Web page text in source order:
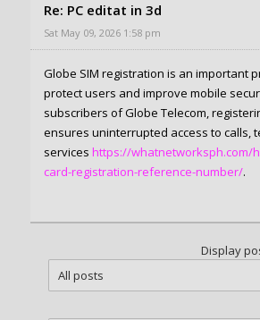
Re: PC editat in 3d
Sat May 09, 2026 1:58 pm
Globe SIM registration is an important
protect users and improve mobile
subscribers of Globe Telecom,
ensures uninterrupted access to calls,
services https://whatnetworksph.com/
card-registration-reference-number/.
Display